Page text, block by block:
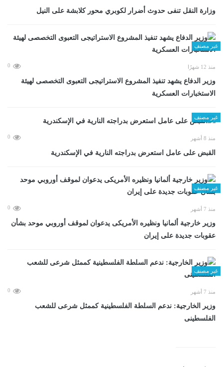
وزارة النقل تنفى حدوث أضرار لكوبري محور كلابشة على النيل
غير مصنف
منذ 12 شهرًا 0
وزير الدفاع يشهد تنفيذ المشروع الاستراتيجى التعبوى التخصصى لهيئة
الاستخبارات العسكرية
غير مصنف
منذ 8 أشهر 0
القبض على عامل استعرض بدراجته النارية في الإسكندرية
غير مصنف
منذ 7 أشهر 0
وزير خارجية ألمانيا ونظيره الأمريكى يدعوان لموقف أوروبي موحد بشأن
عقوبات جديدة على إيران
غير مصنف
منذ 7 أشهر 0
وزير الخارجية: ندعم السلطة الفلسطينية كممثل شرعى للشعب
الفلسطينى